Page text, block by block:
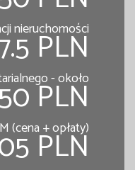
nieruchomości
PLN
- około
PLN
(cena + opłaty)
PLN